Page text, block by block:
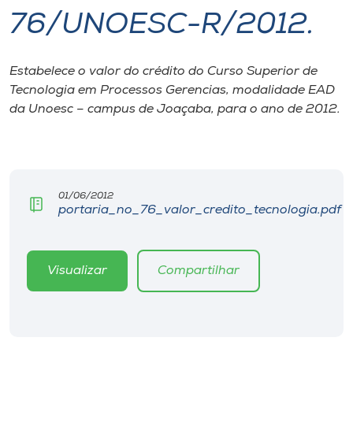
I.nova
Diplomados
Biblioteca
Editora
76/UNOESC-R/2012.
Estabelece o valor do crédito do Curso Superior de
Tecnologia em Processos Gerencias, modalidade EAD
da Unoesc – campus de Joaçaba, para o ano de 2012.
01/06/2012
portaria_no_76_valor_credito_tecnologia.pdf
Visualizar Compartilhar